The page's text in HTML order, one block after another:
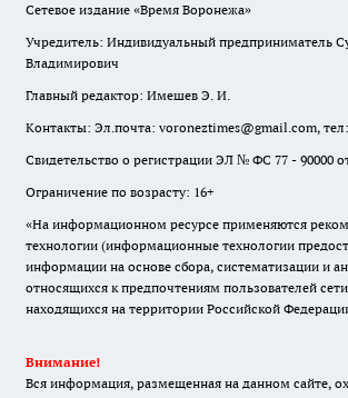
Сетевое издание «Время Воронежа»
Учредитель: Индивидуальный предприниматель
Владимирович
Главный редактор: Имешев Э. И.
Контакты: Эл.почта: voroneztimes@gmail.com, тел:
Свидетельство о регистрации ЭЛ № ФС 77 - 90000
Ограничение по возрасту: 16+
«На информационном ресурсе применяются
технологии (информационные технологии
информации на основе сбора, систематизации и
относящихся к предпочтениям пользователей
находящихся на территории Российской
Внимание!
Вся информация, размещенная на данном сайте,